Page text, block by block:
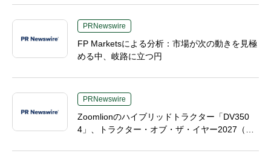
PRNewswire
FP Marketsによる分析：市場が次の動きを見極
める中、岐路に立つ円
PRNewswire
Zoomlionのハイブリッドトラクター「DV350
4」、トラクター・オブ・ザ・イヤー2027（TO